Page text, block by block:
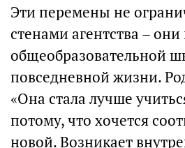
Эти перемены не
стенами агентства – они
общеобразовательной
повседневной жизни.
«Она стала лучше
потому, что хочется
новой. Возникает